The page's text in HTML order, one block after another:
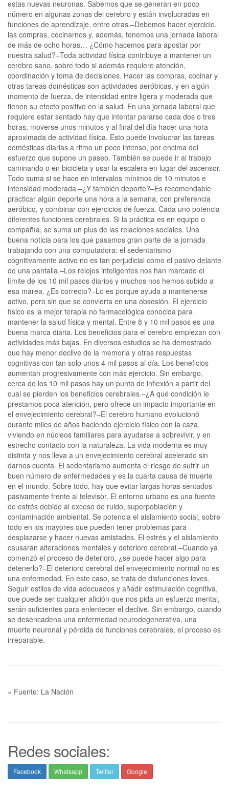
estas nuevas neuronas. Sabemos que se generan en poco
número en algunas zonas del cerebro y están involucradas en
funciones de aprendizaje, entre otras.–Debemos hacer ejercicio,
las compras, cocinarnos y, además, tenemos una jornada laboral
de más de ocho horas… ¿Cómo hacemos para apostar por
nuestra salud?–Toda actividad física contribuye a mantener un
cerebro sano, sobre todo si además requiere atención,
coordinación y toma de decisiones. Hacer las compras, cocinar y
otras tareas domésticas son actividades aeróbicas, y en algún
momento de fuerza, de intensidad entre ligera y moderada que
tienen su efecto positivo en la salud. En una jornada laboral que
requiere estar sentado hay que intentar pararse cada dos o tres
horas, moverse unos minutos y al final del día hacer una hora
aproximada de actividad física. Esto puede involucrar las tareas
domésticas diarias a ritmo un poco intenso, por encima del
esfuerzo que supone un paseo. También se puede ir al trabajo
caminando o en bicicleta y usar la escalera en lugar del ascensor.
Todo suma si se hace en intervalos mínimos de 10 minutos e
intensidad moderada.–¿Y también deporte?–Es recomendable
practicar algún deporte una hora a la semana, con preferencia
aeróbico, y combinar con ejercicios de fuerza. Cada uno potencia
diferentes funciones cerebrales. Si la práctica es en equipo o
compañía, se suma un plus de las relaciones sociales. Una
buena noticia para los que pasamos gran parte de la jornada
trabajando con una computadora: el sedentarismo
cognitivamente activo no es tan perjudicial como el pasivo delante
de una pantalla.–Los relojes inteligentes nos han marcado el
límite de los 10 mil pasos diarios y muchos nos hemos subido a
esa marea. ¿Es correcto?–Lo es porque ayuda a mantenerse
activo, pero sin que se convierta en una obsesión. El ejercicio
físico es la mejor terapia no farmacológica conocida para
mantener la salud física y mental. Entre 8 y 10 mil pasos es una
buena marca diaria. Los beneficios para el cerebro empiezan con
actividades más bajas. En diversos estudios se ha demostrado
que hay menor declive de la memoria y otras respuestas
cognitivas con tan solo unos 4 mil pasos al día. Los beneficios
aumentan progresivamente con más ejercicio. Sin embargo,
cerca de los 10 mil pasos hay un punto de inflexión a partir del
cual se pierden los beneficios cerebrales.–¿A qué condición le
prestamos poca atención, pero ofrece un impacto importante en
el envejecimiento cerebral?–El cerebro humano evolucionó
durante miles de años haciendo ejercicio físico con la caza,
viviendo en núcleos familiares para ayudarse a sobrevivir, y en
estrecho contacto con la naturaleza. La vida moderna es muy
distinta y nos lleva a un envejecimiento cerebral acelerado sin
darnos cuenta. El sedentarismo aumenta el riesgo de sufrir un
buen número de enfermedades y es la cuarta causa de muerte
en el mundo. Sobre todo, hay que evitar largas horas sentados
pasivamente frente al televisor. El entorno urbano es una fuente
de estrés debido al exceso de ruido, superpoblación y
contaminación ambiental. Se potencia el aislamiento social, sobre
todo en los mayores que pueden tener problemas para
desplazarse y hacer nuevas amistades. El estrés y el aislamiento
causarán alteraciones mentales y deterioro cerebral.–Cuando ya
comenzó el proceso de deterioro, ¿se puede hacer algo para
detenerlo?–El deterioro cerebral del envejecimiento normal no es
una enfermedad. En este caso, se trata de disfunciones leves.
Seguir estilos de vida adecuados y añadir estimulación cognitiva,
que puede ser cualquier afición que nos pida un esfuerzo mental,
serán suficientes para enlentecer el declive. Sin embargo, cuando
se desencadena una enfermedad neurodegenerativa, una
muerte neuronal y pérdida de funciones cerebrales, el proceso es
irreparable.
» Fuente: La Nación
Redes sociales:
Facebook Whatsapp Twitter Google